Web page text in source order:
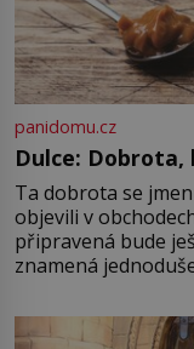
panidomu.cz
Dulce:
Ta dobrota se
objevili v
připravená bude
znamená
pře hned několik
Francie, kde se